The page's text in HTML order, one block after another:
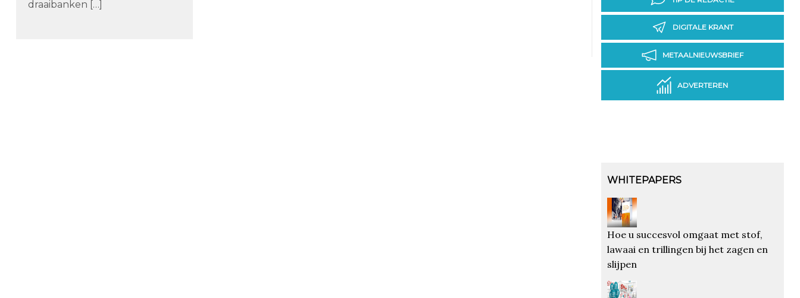
draaibanken […]
DIGITALE KRANT
METAALNIEUWSBRIEF
ADVERTEREN
WHITEPAPERS
Hoe u succesvol omgaat met stof,
lawaai en trillingen bij het zagen en
slijpen